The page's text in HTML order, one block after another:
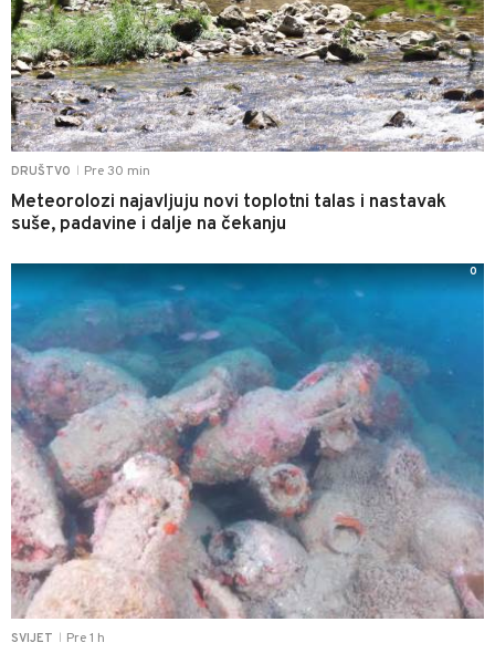
DRUŠTVO Pre 30 min
Meteorolozi najavljuju novi toplotni talas i nastavak
suše, padavine i dalje na čekanju
SVIJET Pre 1 h
0